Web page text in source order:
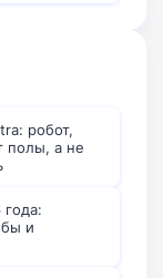
робот,
полы, а не
и